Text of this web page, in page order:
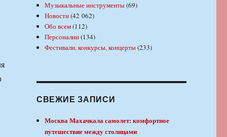
Музыкальные инструменты(69)
Новости(42 062)
Обо всем(112)
Персоналии(134)
Фестивали, конкурсы, концерты(233)
СВЕЖИЕ ЗАПИСИ
Москва Махачкала самолет: комфортное
путешествие между столицами